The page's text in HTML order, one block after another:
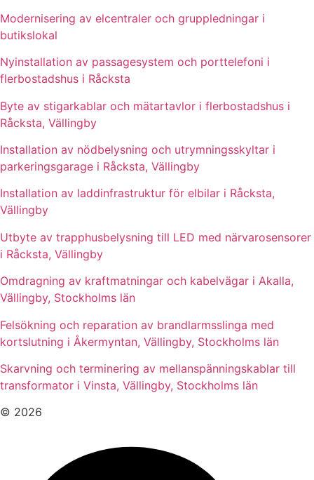
Modernisering av elcentraler och gruppledningar i
butikslokal
Nyinstallation av passagesystem och porttelefoni i
flerbostadshus i Råcksta
Byte av stigarkablar och mätartavlor i flerbostadshus i
Råcksta, Vällingby
Installation av nödbelysning och utrymningsskyltar i
parkeringsgarage i Råcksta, Vällingby
Installation av laddinfrastruktur för elbilar i Råcksta,
Vällingby
Utbyte av trapphusbelysning till LED med närvarosensorer
i Råcksta, Vällingby
Omdragning av kraftmatningar och kabelvägar i Akalla,
Vällingby, Stockholms län
Felsökning och reparation av brandlarmsslinga med
kortslutning i Åkermyntan, Vällingby, Stockholms län
Skarvning och terminering av mellanspänningskablar till
transformator i Vinsta, Vällingby, Stockholms län
© 2026